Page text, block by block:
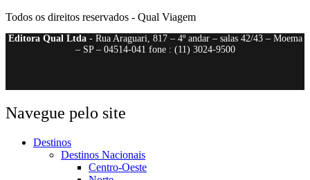
Todos os direitos reservados - Qual Viagem
Editora Qual Ltda- Rua Araguari, 817 – 4º andar – salas 42/43 – Moema
– SP – 04514-041 fone : (11) 3024-9500
Navegue pelo site
Destinos
Destinos Nacionais
Centro-Oeste